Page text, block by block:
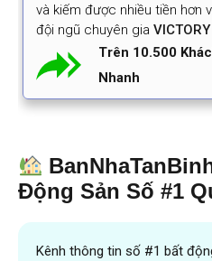
và kiếm được nhiều tiền hơn
đội ngũ chuyên gia
Trên 10.500
Nhanh
Động Sản Số #1
Kênh thông tin số #1 bất